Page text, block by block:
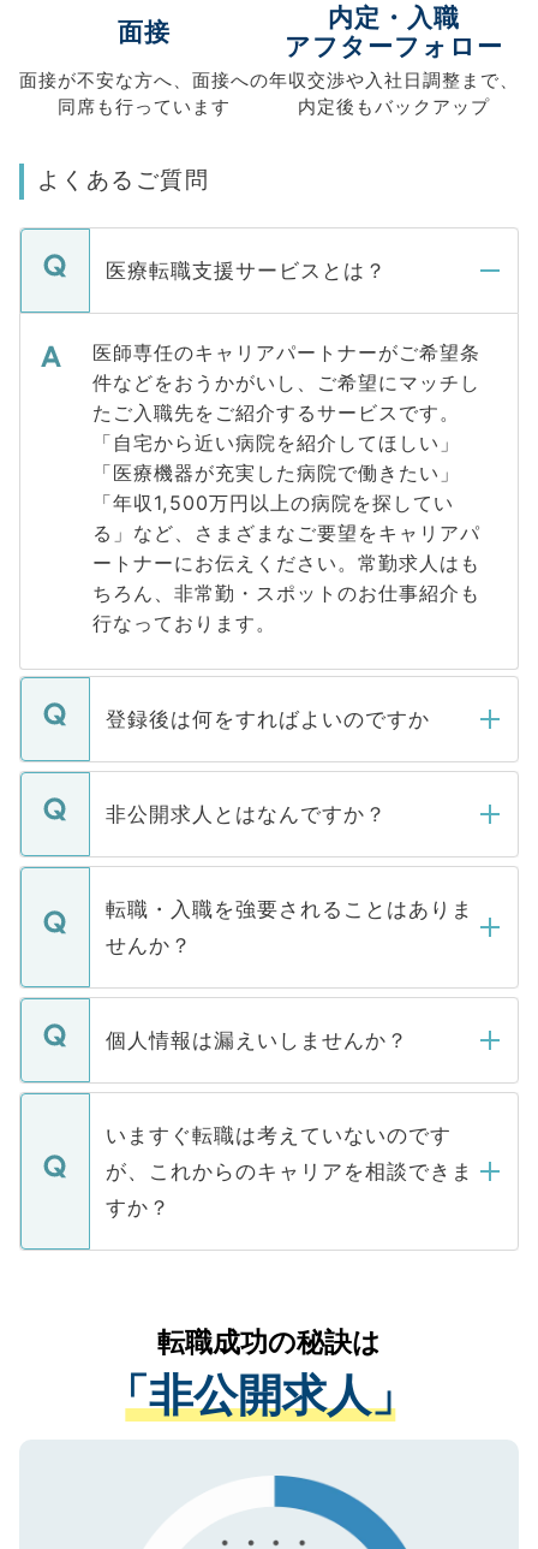
面接
面接が不安な方へ、 面接への
同席も行っています
内定・入職
アフターフォロー
年収交渉や入社日調整まで、
内定後もバックアップ
よくあるご質問
医療転職支援サービスとは？
医師専任のキャリアパートナーがご希望条
件などをおうかがいし、ご希望にマッチし
たご入職先をご紹介するサービスです。
「自宅から近い病院を紹介してほしい」
「医療機器が充実した病院で働きたい」
「年収1,500万円以上の病院を探してい
る」など、さまざまなご要望をキャリアパ
ートナーにお伝えください。常勤求人はも
ちろん、非常勤・スポットのお仕事紹介も
行なっております。
登録後は何をすればよいのですか
ご登録いただきましたら、弊社担当者がご
登録内容を確認し、その後メールもしくは
ます。通常、5営業日以内にはご連絡をせて
いただきますので、しばらくお待ちくださ
非公開求人とはなんですか？
マイナビDOCTORで取り扱っている求人の
うち約3割は、Webサイトからご覧いただ
けない「非公開求人」です。非公開求人は
下記の理由によって、一般には公開してい
ません。
■応募殺到を避けるため 人気のある医療機
関を公にしてしまうと、応募が殺到する場
に、医療機関が求める条件に合った人材の
みを人材紹介会社に依頼するケースが増え
ています。
転職・入職を強要されることはありま
せんか？
転職・入職を強要することは一切ありませ
ん。また、仮に応募先から内定をいただい
定を承諾する必要はありません。内定先へ
の辞退の連絡はキャリアパートナーが行い
個人情報は漏えいしませんか？
個人情報が漏えいすることはありませんの
で、ご安心ください。当サイトからの登録
などで収集したご登録者様の個人情報は、
ご本人のキャリアアップおよび転職活動の
支援を目的に使用いたします。お預かりし
ているすべての個人データはご本人の許可
は、個人情報の取り扱いについての厳密な
管理基準を満たした事業者のみに付与され
る、プライバシーマークを取得済みです。
で、機密保持に関してもご安心ください。
いますぐ転職は考えていないのです
が、これからのキャリアを相談できま
すか？
かがいして、現在の医療機関の状況や紹介
経験をまじえながら、適切なアドバイスを
させていただきます。すぐにご転職をされ
ない方には、長期的なサポートが可能です
ので、まずはご登録ください。
転職成功の秘訣は
「非公開求人」